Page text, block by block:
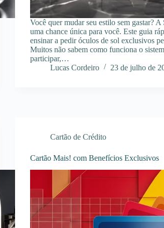
Você quer mudar seu estilo sem gastar?
uma chance única para você. Este guia
ensinar a pedir óculos de sol exclusivos
Muitos não sabem como funciona o
participar,…
Lucas Cordeiro
23 de julho de
Cartão de Crédito
Cartão Mais! com Benefícios Exclusivos